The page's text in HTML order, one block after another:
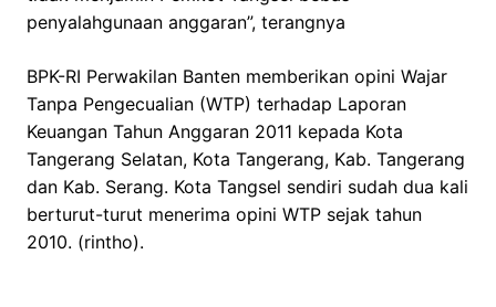
penyalahgunaan anggaran”, terangnya
BPK-RI Perwakilan Banten memberikan opini Wajar
Tanpa Pengecualian (WTP) terhadap Laporan
Keuangan Tahun Anggaran 2011 kepada Kota
Tangerang Selatan, Kota Tangerang, Kab. Tangerang
dan Kab. Serang. Kota Tangsel sendiri sudah dua kali
berturut-turut menerima opini WTP sejak tahun
2010. (rintho).